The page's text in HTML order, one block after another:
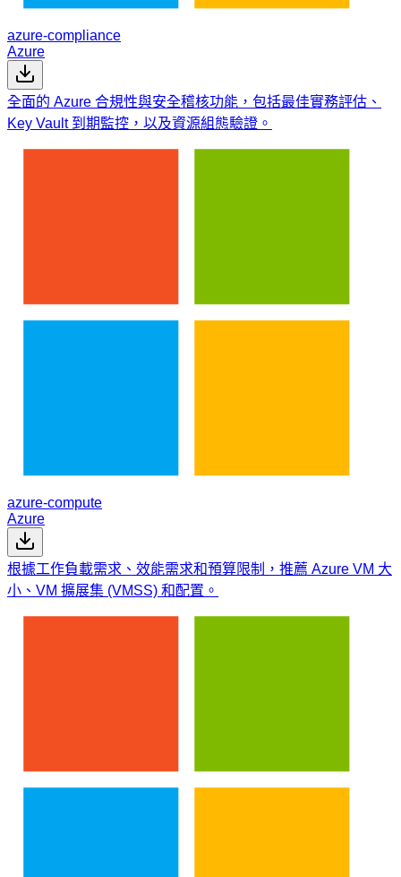
azure-compliance
Azure
全面的 Azure 合規性與安全稽核功能，包括最佳實務評估、
Key Vault 到期監控，以及資源組態驗證。
azure-compute
Azure
根據工作負載需求、效能需求和預算限制，推薦 Azure VM 大
小、VM 擴展集 (VMSS) 和配置。